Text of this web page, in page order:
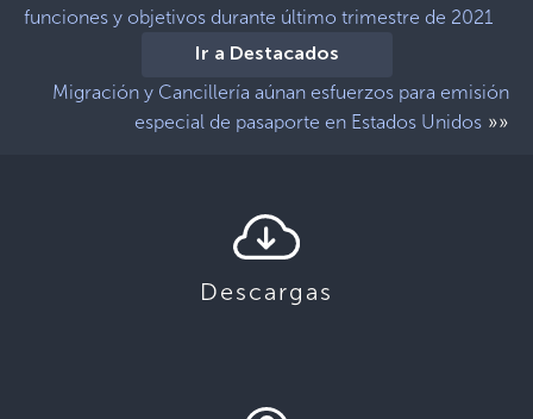
funciones y objetivos durante último trimestre de 2021
Ir a Destacados
Migración y Cancillería aúnan esfuerzos para emisión
especial de pasaporte en Estados Unidos »»
Descargas